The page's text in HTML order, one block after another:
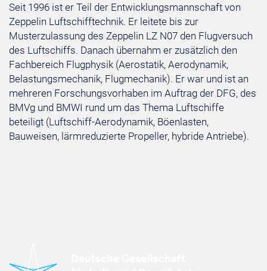
Seit 1996 ist er Teil der Entwicklungsmannschaft von
Zeppelin Luftschifftechnik. Er leitete bis zur
Musterzulassung des Zeppelin LZ N07 den Flugversuch
des Luftschiffs. Danach übernahm er zusätzlich den
Fachbereich Flugphysik (Aerostatik, Aerodynamik,
Belastungsmechanik, Flugmechanik). Er war und ist an
mehreren Forschungsvorhaben im Auftrag der DFG, des
BMVg und BMWI rund um das Thema Luftschiffe
beteiligt (Luftschiff-Aerodynamik, Böenlasten,
Bauweisen, lärmreduzierte Propeller, hybride Antriebe).